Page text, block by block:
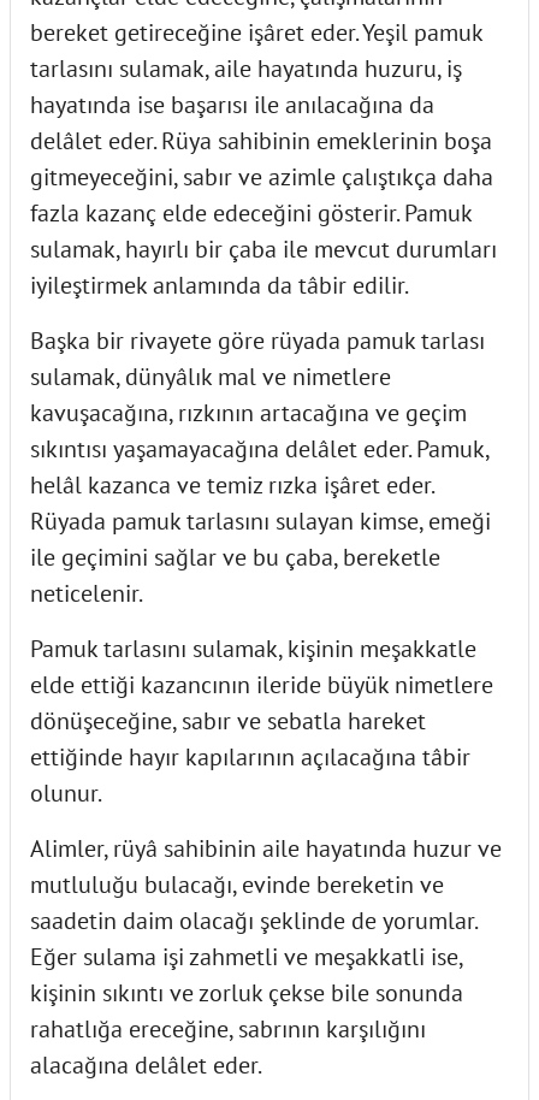
bereket getireceğine işâret eder. Yeşil pamuk
tarlasını sulamak, aile hayatında huzuru, iş
hayatında ise başarısı ile anılacağına da
delâlet eder. Rüya sahibinin emeklerinin boşa
gitmeyeceğini, sabır ve azimle çalıştıkça daha
fazla kazanç elde edeceğini gösterir. Pamuk
sulamak, hayırlı bir çaba ile mevcut durumları
iyileştirmek anlamında da tâbir edilir.
Başka bir rivayete göre rüyada pamuk tarlası
sulamak, dünyâlık mal ve nimetlere
kavuşacağına, rızkının artacağına ve geçim
sıkıntısı yaşamayacağına delâlet eder. Pamuk,
helâl kazanca ve temiz rızka işâret eder.
Rüyada pamuk tarlasını sulayan kimse, emeği
ile geçimini sağlar ve bu çaba, bereketle
neticelenir.
Pamuk tarlasını sulamak, kişinin meşakkatle
elde ettiği kazancının ileride büyük nimetlere
dönüşeceğine, sabır ve sebatla hareket
ettiğinde hayır kapılarının açılacağına tâbir
olunur.
Alimler, rüyâ sahibinin aile hayatında huzur ve
mutluluğu bulacağı, evinde bereketin ve
saadetin daim olacağı şeklinde de yorumlar.
Eğer sulama işi zahmetli ve meşakkatli ise,
kişinin sıkıntı ve zorluk çekse bile sonunda
rahatlığa ereceğine, sabrının karşılığını
alacağına delâlet eder.